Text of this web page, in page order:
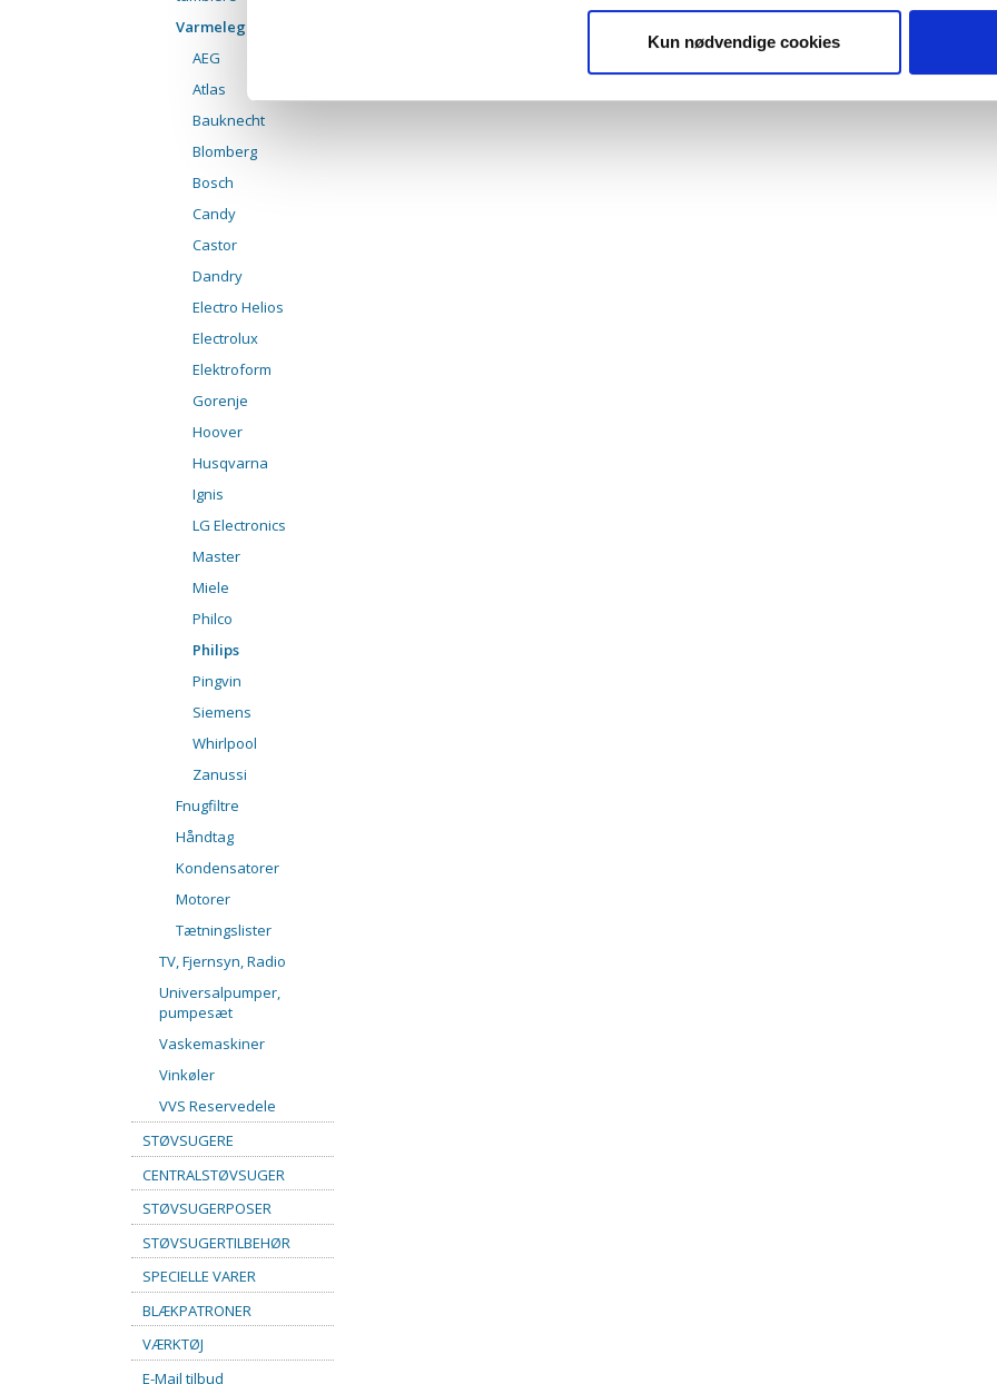
Kun nødvendige cookies
Varmelegemer
AEG
Atlas
Bauknecht
Blomberg
Bosch
Candy
Castor
Dandry
Electro Helios
Electrolux
Elektroform
Gorenje
Hoover
Husqvarna
Ignis
LG Electronics
Master
Miele
Philco
Philips
Pingvin
Siemens
Whirlpool
Zanussi
Fnugfiltre
Håndtag
Kondensatorer
Motorer
Tætningslister
TV, Fjernsyn, Radio
Universalpumper,
pumpesæt
Vaskemaskiner
Vinkøler
VVS Reservedele
STØVSUGERE
CENTRALSTØVSUGER
STØVSUGERPOSER
STØVSUGERTILBEHØR
SPECIELLE VARER
BLÆKPATRONER
VÆRKTØJ
E-Mail tilbud